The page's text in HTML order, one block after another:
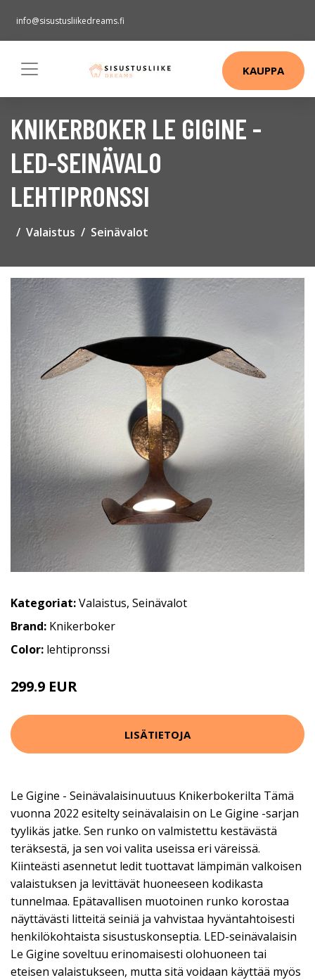
info@sisustusliikedreams.fi
KAUPPA
KNIKERBOKER LE GIGINE -
LED-SEINÄVALO
LEHTIPRONSSI
Valaistus Seinävalot
Kategoriat:Valaistus, Seinävalot
Brand: Knikerboker
Color: lehtipronssi
299.9 EUR
LISÄTIETOJA
Le Gigine - Seinävalaisinuutuus Knikerbokerilta Tämä
vuonna 2022 esitelty seinävalaisin on Le Gigine -sarjan
tyylikäs jatke. Sen runko on valmistettu kestävästä
teräksestä, ja sen voi valita useissa eri väreissä.
Kiinteästi asennetut ledit tuottavat lämpimän valkoisen
valaistuksen ja levittävät huoneeseen kodikasta
tunnelmaa. Epätavallisen muotoinen runko korostaa
näyttävästi litteitä seiniä ja vahvistaa hyväntahtoisesti
henkilökohtaista sisustuskonseptia. LED-seinävalaisin
Le Gigine soveltuu erinomaisesti olohuoneen tai
eteisen valaistukseen, mutta sitä voidaan käyttää myös